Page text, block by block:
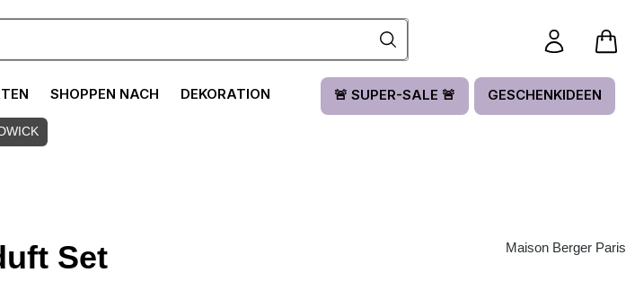
SHOPPEN NACH DEKORATION 🚨 SUPER-SALE 🚨 GESCHENKIDEEN
Set Maison Berger Paris